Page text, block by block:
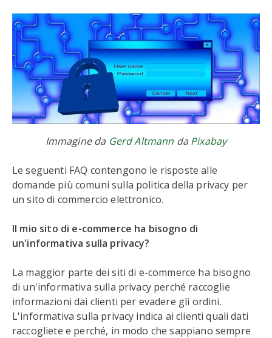
Immagine da Gerd Altmann da Pixabay
Le seguenti FAQ contengono le risposte alle
domande più comuni sulla politica della privacy per
un sito di commercio elettronico.
Il mio sito di e-commerce ha bisogno di
un'informativa sulla privacy?
La maggior parte dei siti di e-commerce ha bisogno
di un'informativa sulla privacy perché raccoglie
informazioni dai clienti per evadere gli ordini.
L'informativa sulla privacy indica ai clienti quali dati
raccogliete e perché, in modo che sappiano sempre